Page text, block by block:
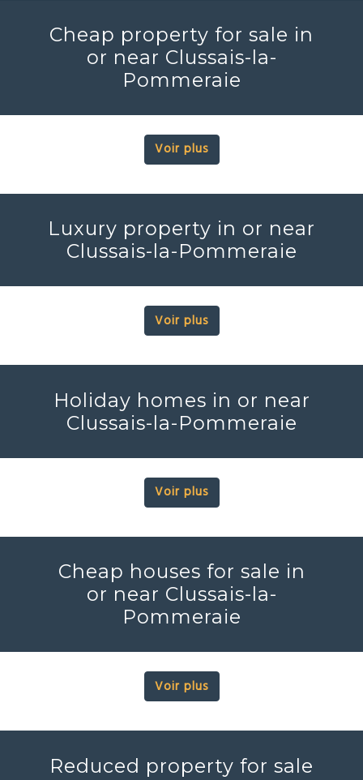
Cheap property for sale in
or near Clussais-la-
Pommeraie
Voir plus
Luxury property in or near
Clussais-la-Pommeraie
Voir plus
Holiday homes in or near
Clussais-la-Pommeraie
Voir plus
Cheap houses for sale in
or near Clussais-la-
Pommeraie
Voir plus
Reduced property for sale